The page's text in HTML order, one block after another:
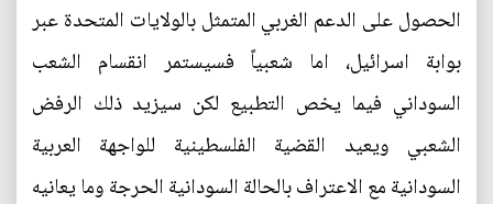
الحصول على الدعم الغربي المتمثل بالولايات المتحدة عبر
بوابة اسرائيل، اما شعبياً فسيستمر انقسام الشعب
السوداني فيما يخص التطبيع لكن سيزيد ذلك الرفض
الشعبي ويعيد القضية الفلسطينية للواجهة العربية
السودانية مع الاعتراف بالحالة السودانية الحرجة وما يعانيه